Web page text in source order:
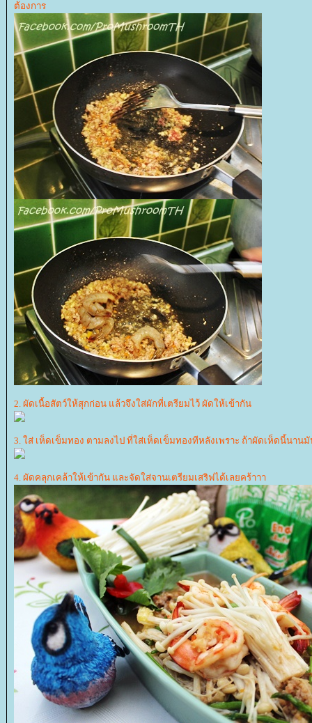
ต้องการ
2. ผัดเนื้อสัตว์ให้สุกก่อน แล้วจึงใส่ผักที่เตรียมไว้ ผัดให้เข้ากัน
3. ใส่ เห็ดเข็มทอง ตามลงไป ที่ใส่เห็ดเข็มทองทีหลังเพราะ ถ้าผัดเห็ดนี้นาน
4. ผัดคลุกเคล้าให้เข้ากัน และจัดใส่จานเตรียมเสริฟได้เลยคร้าาา